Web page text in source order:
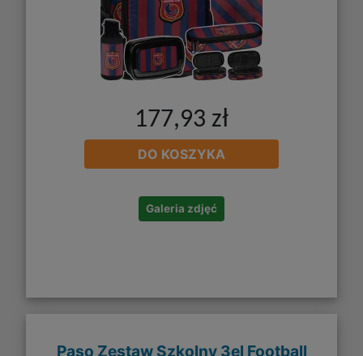
177,93 zł
DO KOSZYKA
Galeria zdjęć
Paso Zestaw Szkolny 3el Football